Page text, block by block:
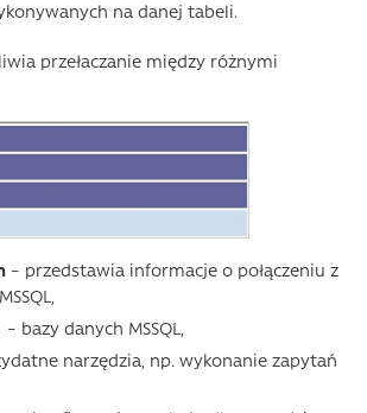
na danej tabeli.
przełaczanie między różnymi
– przedstawia informacje o połączeniu z
– bazy danych MSSQL,
narzędzia, np. wykonanie zapytań